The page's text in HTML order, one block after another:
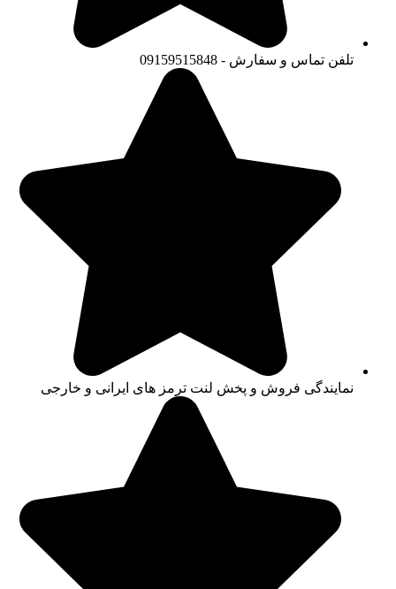
تلفن تماس و سفارش - 09159515848
نمایندگی فروش و پخش لنت ترمز های ایرانی و خارجی